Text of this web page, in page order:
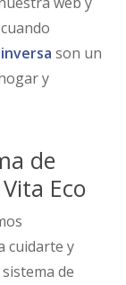
son un
y
de
Eco
cuidarte y
de